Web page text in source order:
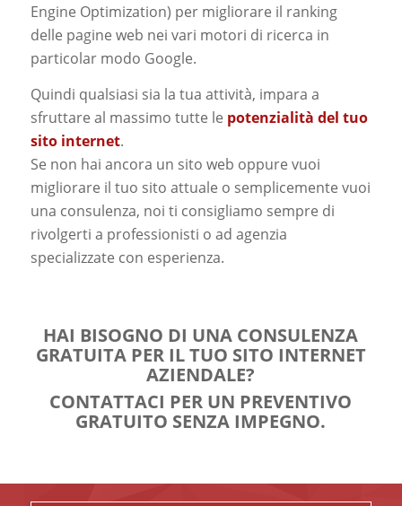
Engine Optimization) per migliorare il ranking
delle pagine web nei vari motori di ricerca in
particolar modo Google.
Quindi qualsiasi sia la tua attività, impara a
sfruttare al massimo tutte le potenzialità del tuo
sito internet.
Se non hai ancora un sito web oppure vuoi
migliorare il tuo sito attuale o semplicemente vuoi
una consulenza, noi ti consigliamo sempre di
rivolgerti a professionisti o ad agenzia
specializzate con esperienza.
HAI BISOGNO DI UNA CONSULENZA
GRATUITA PER IL TUO SITO INTERNET
AZIENDALE?
CONTATTACI PER UN PREVENTIVO
GRATUITO SENZA IMPEGNO.